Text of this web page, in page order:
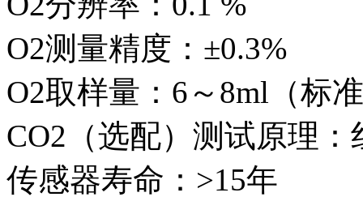
O2测量精度：±0.3%
O2取样量：6～8ml（标
CO2（选配）测试原理：
传感器寿命：>15年